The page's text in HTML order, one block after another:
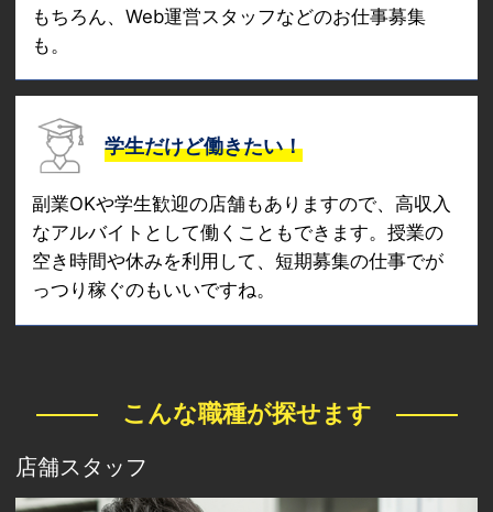
もちろん、Web運営スタッフなどのお仕事募集
も。
学生だけど働きたい！
副業OKや学生歓迎の店舗もありますので、高収入
なアルバイトとして働くこともできます。授業の
空き時間や休みを利用して、短期募集の仕事でが
っつり稼ぐのもいいですね。
こんな職種が探せます
店舗スタッフ